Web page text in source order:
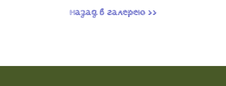
назад в галерею >>